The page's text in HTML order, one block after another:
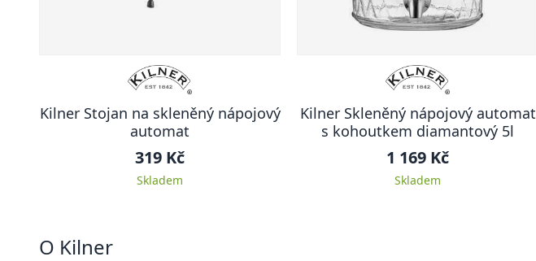
Kilner Stojan na skleněný nápojový
automat
319 Kč
Skladem
Kilner Skleněný nápojový automat
s kohoutkem diamantový 5l
1 169 Kč
Skladem
O Kilner